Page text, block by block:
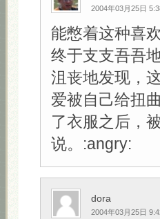
2004年03月25日
能憋着这种喜
终于支支吾吾
沮丧地发现，
爱被自己给扭
了衣服之后，
说。:angry:
dora
2004年03月25日